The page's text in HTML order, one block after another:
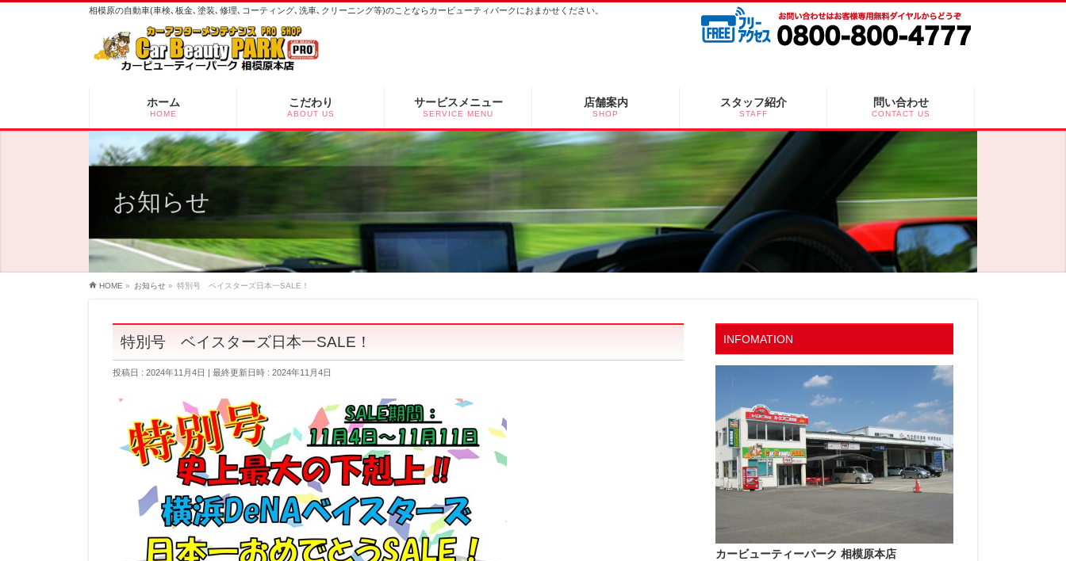
相模原の自動車(車検､板金､塗装､修理､コーティング､洗車､クリーニング等)のことならカービューティパークにおまかせください。
ホーム
HOME
こだわり
ABOUT US
サービスメニュー
SERVICE MENU
店舗案内
SHOP
スタッフ紹介
STAFF
問い合わせ
CONTACT US
お知らせ
HOME » お知らせ » 特別号 ベイスターズ日本一SALE！
特別号 ベイスターズ日本一SALE！
投稿日 : 2024年11月4日 最終更新日時 : 2024年11月4日
INFOMATION
カービューティーパーク 相模原本店